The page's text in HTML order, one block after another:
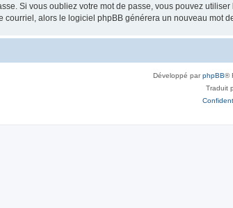
Si vous oubliez votre mot de passe, vous pouvez
courriel, alors le logiciel phpBB générera un nouveau mot
Développé parphpBB®
Traduit